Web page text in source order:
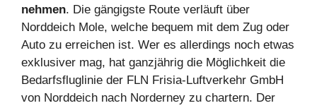
nehmen. Die gängigste Route verläuft über
Norddeich Mole, welche bequem mit dem Zug oder
Auto zu erreichen ist. Wer es allerdings noch etwas
exklusiver mag, hat ganzjährig die Möglichkeit die
Bedarfsfluglinie der FLN Frisia-Luftverkehr GmbH
von Norddeich nach Norderney zu chartern. Der